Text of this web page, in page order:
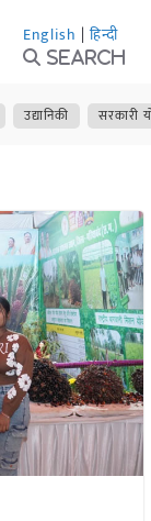
English | हिन्दी
Search
उद्यानिकी सरकारी